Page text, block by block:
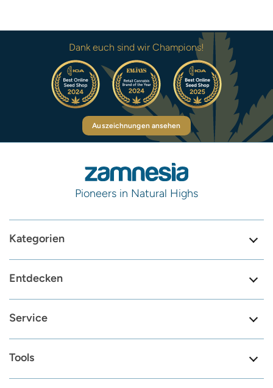
Dank euch sind wir Champions!
Auszeichnungen ansehen
Pioneers in Natural Highs
Kategorien
Entdecken
Service
Tools